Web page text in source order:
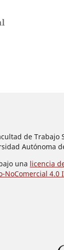
de Trabajo
Autónoma
una licencia
NoComercial 4.0